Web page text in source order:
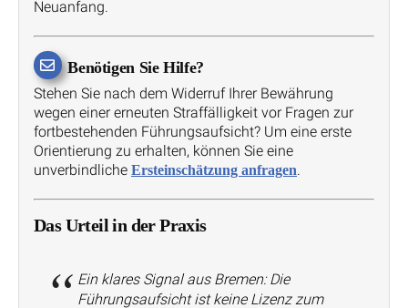
Neuanfang.
Benötigen Sie Hilfe?
Stehen Sie nach dem Widerruf Ihrer Bewährung
wegen einer erneuten Straffälligkeit vor Fragen zur
fortbestehenden Führungsaufsicht? Um eine erste
Orientierung zu erhalten, können Sie eine
unverbindliche Ersteinschätzung anfragen.
Das Urteil in der Praxis
Ein klares Signal aus Bremen: Die
Führungsaufsicht ist keine Lizenz zum